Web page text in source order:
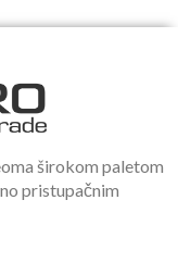
širokom paletom
pristupačnim